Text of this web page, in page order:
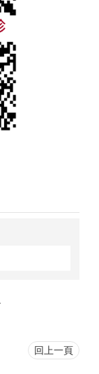
回上一頁